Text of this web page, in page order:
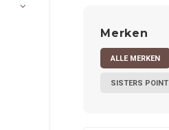
Merken
ALLE MERKEN
SISTERS POINT